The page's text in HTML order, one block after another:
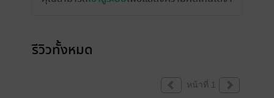
รีวิวทั้งหมด
หน้าที่ 1